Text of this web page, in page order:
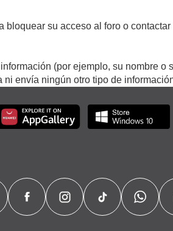
su acceso al foro o
(por ejemplo, su nombre o
envía ningún otro tipo de